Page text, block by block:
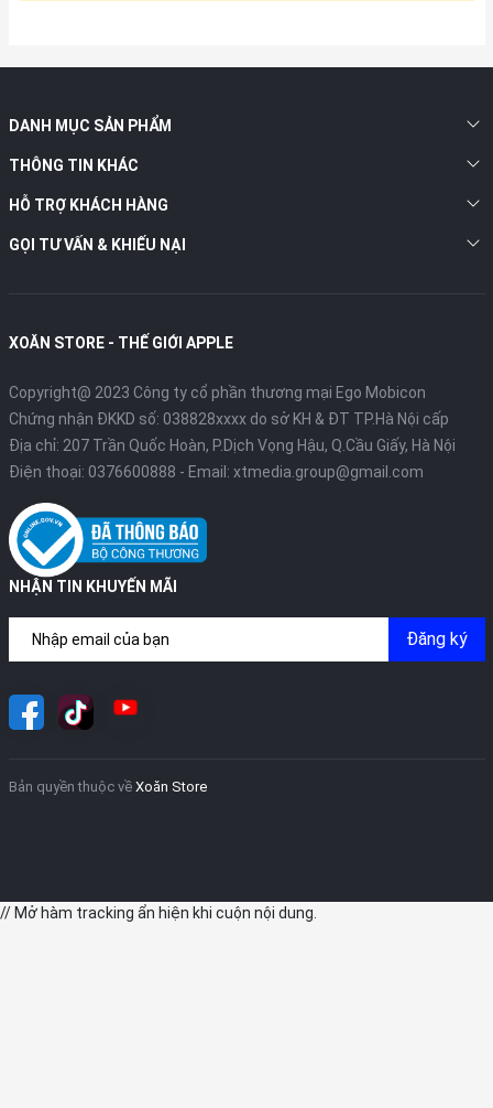
DANH MỤC SẢN PHẨM
THÔNG TIN KHÁC
HỖ TRỢ KHÁCH HÀNG
GỌI TƯ VẤN & KHIẾU NẠI
XOĂN STORE - THẾ GIỚI APPLE
Copyright@ 2023 Công ty cổ phần thương mại Ego Mobicon
Chứng nhận ĐKKD số: 038828xxxx do sở KH & ĐT TP.Hà Nội cấp
Địa chỉ: 207 Trần Quốc Hoàn, P.Dịch Vọng Hậu, Q.Cầu Giấy, Hà Nội
Điện thoại: 0376600888 - Email: xtmedia.group@gmail.com
NHẬN TIN KHUYẾN MÃI
Đăng ký
Bản quyền thuộc về Xoăn Store
// Mở hàm tracking ẩn hiện khi cuộn nội dung.